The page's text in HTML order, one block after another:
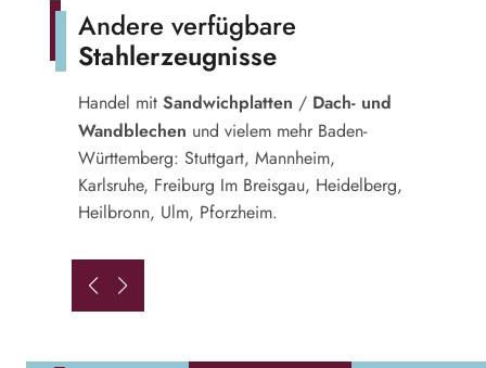
Andere verfügbare
Stahlerzeugnisse
Handel mit Sandwichplatten / Dach- und
Wandblechen und vielem mehr Baden-
Württemberg: Stuttgart, Mannheim,
Karlsruhe, Freiburg Im Breisgau, Heidelberg,
Heilbronn, Ulm, Pforzheim.